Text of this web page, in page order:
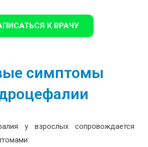
К ВРАЧУ
симптомы
у взрослых сопровождается